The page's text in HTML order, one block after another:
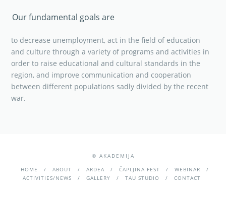
Our fundamental goals are
to decrease unemployment, act in the field of education
and culture through a variety of programs and activities in
order to raise educational and cultural standards in the
region, and improve communication and cooperation
between different populations sadly divided by the recent
war.
© AKADEMIJA
HOME
ABOUT ARDEA ČAPLJINA FEST
WEBINAR
ACTIVITIES/NEWS
GALLERY TAU STUDIO CONTACT